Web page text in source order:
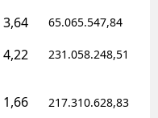
3,64 65.065.547,84
4,22 231.058.248,51
1,66 217.310.628,83